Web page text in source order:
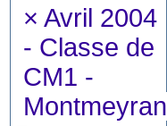
× Avril 2004
- Classe de
CM1 -
Montmeyran